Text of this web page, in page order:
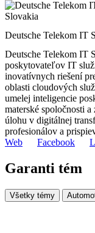
Deutsche Telekom IT
Deutsche Telekom IT
poskytovateľov IT
inovatívnych riešení
oblasti cloudových
umelej inteligencie
materské spoločnosti
úlohu v digitálnej
profesionálov a
Web
Facebook
Garanti tém
Všetky témy